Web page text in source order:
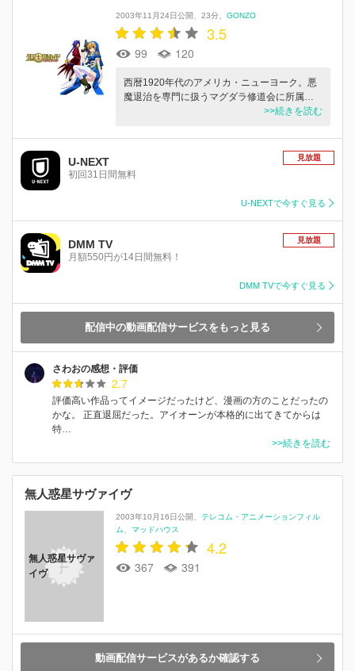
2003年11月24日公開 23分 GONZO
3.5
99 120
西暦1920年代のアメリカ・ニューヨーク。悪
魔退治を専門に扱うマグダラ修道会に所属…
>>続きを読む
U-NEXT
初回31日間無料
見放題
U-NEXTで今すぐ見る
DMM TV
月額550円が14日間無料！
見放題
DMM TVで今すぐ見る
配信中の動画配信サービスをもっと見る
さわおの感想・評価
2.7
評価高い作品ってイメージだったけど、漫画の方のことだったの
かな。 正直退屈だった。アイオーンが本格的に出てきてからは
特…
>>続きを読む
無人惑星サヴァイヴ
無人惑星サヴァ
イヴ
2003年10月16日公開
テレコム・アニメーションフィル
ム
マッドハウス
4.2
367 391
動画配信サービスがあるか確認する